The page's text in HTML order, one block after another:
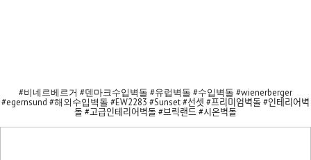
#비네르베르거 #덴마크수입벽돌 #유럽벽돌 #수입벽돌 #wienerberger
#egernsund #해외수입벽돌 #EW2283 #Sunset #선셋 #프리미엄벽돌 #인테리어벽
돌 #고급인테리어벽돌 #브릭랜드 #시온벽돌